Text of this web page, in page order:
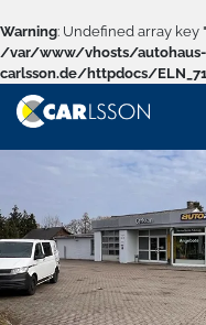
Warning: Undefined array key
/var/www/vhosts/autohaus-
carlsson.de/httpdocs/